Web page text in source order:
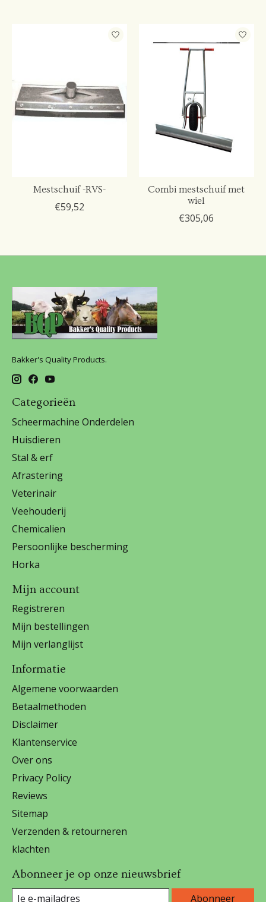
Mestschuif -RVS-
€59,52
Combi mestschuif met
wiel
€305,06
Bakker's Quality Products.
Categorieën
Scheermachine Onderdelen
Huisdieren
Stal & erf
Afrastering
Veterinair
Veehouderij
Chemicalien
Persoonlijke bescherming
Horka
Mijn account
Registreren
Mijn bestellingen
Mijn verlanglijst
Informatie
Algemene voorwaarden
Betaalmethoden
Disclaimer
Klantenservice
Over ons
Privacy Policy
Reviews
Sitemap
Verzenden & retourneren
klachten
Abonneer je op onze nieuwsbrief
Abonneer